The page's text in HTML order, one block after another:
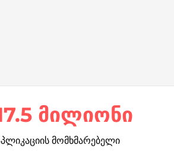
მილიონი
მომხმარებელი